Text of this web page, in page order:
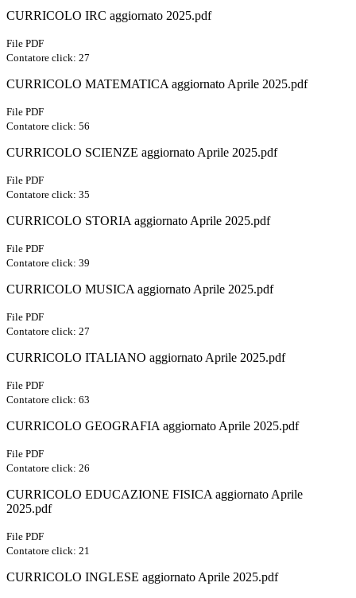
CURRICOLO IRC aggiornato 2025.pdf
File PDF
Contatore click: 27
CURRICOLO MATEMATICA aggiornato Aprile 2025.pdf
File PDF
Contatore click: 56
CURRICOLO SCIENZE aggiornato Aprile 2025.pdf
File PDF
Contatore click: 35
CURRICOLO STORIA aggiornato Aprile 2025.pdf
File PDF
Contatore click: 39
CURRICOLO MUSICA aggiornato Aprile 2025.pdf
File PDF
Contatore click: 27
CURRICOLO ITALIANO aggiornato Aprile 2025.pdf
File PDF
Contatore click: 63
CURRICOLO GEOGRAFIA aggiornato Aprile 2025.pdf
File PDF
Contatore click: 26
CURRICOLO EDUCAZIONE FISICA aggiornato Aprile
2025.pdf
File PDF
Contatore click: 21
CURRICOLO INGLESE aggiornato Aprile 2025.pdf